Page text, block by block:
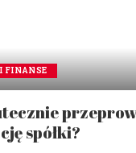
FINANSE
spółki?